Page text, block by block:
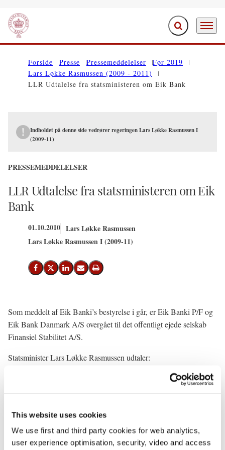
This website uses cookies
We use first and third party cookies for web analytics,
user experience optimisation, security, video and access
Gå til forsiden Fold søgefelt ud
Menu
Forside Presse Pressemeddelelser
Før 2019
Lars Løkke Rasmussen (2009 - 2011)
LLR Udtalelse fra statsministeren om Eik Bank
Indholdet på denne side vedrører regeringen Lars Løkke Rasmussen I
(2009-11)
PRESSEMEDDELELSER
LLR Udtalelse fra statsministeren om Eik
Bank
01.10.2010 Lars Løkke Rasmussen
Lars Løkke Rasmussen I (2009-11)
Del på Facebook
Del på X (Twitter)
Del på LinkedIn
Send email
Print
Som meddelt af Eik Banki’s bestyrelse i går, er Eik Banki P/F og
Eik Bank Danmark A/S overgået til det offentligt ejede selskab
Finansiel Stabilitet A/S.
Statsminister Lars Løkke Rasmussen udtaler:
”Det er en meget alvorlig situation for banken og dens ejere og for
det helt afgørende, at vi kan opretholde tilliden til det finansielle
system.